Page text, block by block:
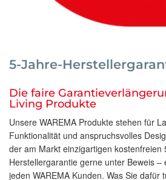
5-Jahre-
Die faire
Living Produkte
Unsere WAREMA Produkte stehen für
Funktionalität und anspruchsvolles
der am Markt einzigartigen kostenfreien
Herstellergarantie gerne unter Beweis –
jeden WAREMA Kunden. Was Sie dafür